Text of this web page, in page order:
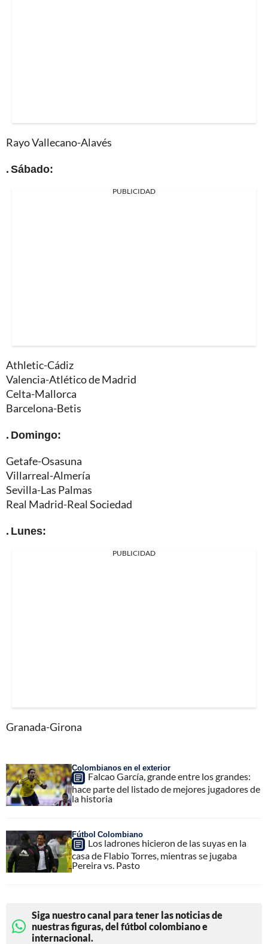
Rayo Vallecano-Alavés
. Sábado:
PUBLICIDAD
Athletic-Cádiz
Valencia-Atlético de Madrid
Celta-Mallorca
Barcelona-Betis
. Domingo:
Getafe-Osasuna
Villarreal-Almería
Sevilla-Las Palmas
Real Madrid-Real Sociedad
. Lunes:
PUBLICIDAD
Granada-Girona
Colombianos en el exterior
Falcao García, grande entre los grandes:
hace parte del listado de mejores jugadores de
la historia
Fútbol Colombiano
Los ladrones hicieron de las suyas en la
casa de Flabio Torres, mientras se jugaba
Pereira vs. Pasto
Siga nuestro canal para tener las noticias de
nuestras figuras, del fútbol colombiano e
internacional.